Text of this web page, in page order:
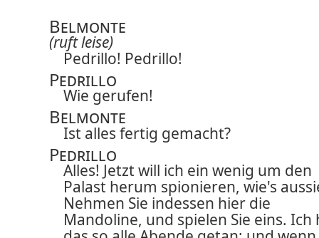
Belmonte
(ruft leise)
Pedrillo! Pedrillo!
Pedrillo
Wie gerufen!
Belmonte
Ist alles fertig gemacht?
Pedrillo
Alles! Jetzt will ich ein wenig um den
Palast herum spionieren, wie's
Nehmen Sie indessen hier die
Mandoline, und spielen Sie eins. Ich